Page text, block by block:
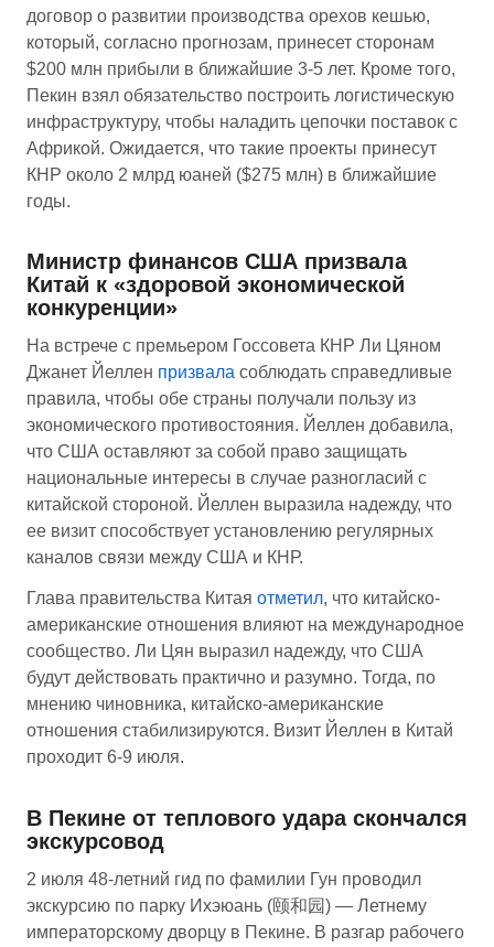
договор о развитии производства орехов кешью,
который, согласно прогнозам, принесет сторонам
$200 млн прибыли в ближайшие 3-5 лет. Кроме того,
Пекин взял обязательство построить логистическую
инфраструктуру, чтобы наладить цепочки поставок с
Африкой. Ожидается, что такие проекты принесут
КНР около 2 млрд юаней ($275 млн) в ближайшие
годы.
Министр финансов США призвала
Китай к «здоровой экономической
конкуренции»
На встрече с премьером Госсовета КНР Ли Цяном
Джанет Йеллен призвала соблюдать справедливые
правила, чтобы обе страны получали пользу из
экономического противостояния. Йеллен добавила,
что США оставляют за собой право защищать
национальные интересы в случае разногласий с
китайской стороной. Йеллен выразила надежду, что
ее визит способствует установлению регулярных
каналов связи между США и КНР.
Глава правительства Китая отметил, что китайско-
американские отношения влияют на международное
сообщество. Ли Цян выразил надежду, что США
будут действовать практично и разумно. Тогда, по
мнению чиновника, китайско-американские
отношения стабилизируются. Визит Йеллен в Китай
проходит 6-9 июля.
В Пекине от теплового удара скончался
экскурсовод
2 июля 48-летний гид по фамилии Гун проводил
экскурсию по парку Ихэюань (颐和园) — Летнему
императорскому дворцу в Пекине. В разгар рабочего